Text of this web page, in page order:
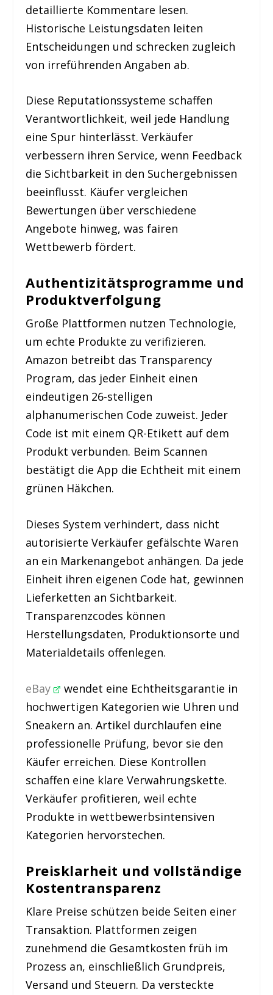
detaillierte Kommentare lesen.
Historische Leistungsdaten leiten
Entscheidungen und schrecken zugleich
von irreführenden Angaben ab.
Diese Reputationssysteme schaffen
Verantwortlichkeit, weil jede Handlung
eine Spur hinterlässt. Verkäufer
verbessern ihren Service, wenn Feedback
die Sichtbarkeit in den Suchergebnissen
beeinflusst. Käufer vergleichen
Bewertungen über verschiedene
Angebote hinweg, was fairen
Wettbewerb fördert.
Authentizitätsprogramme und
Produktverfolgung
Große Plattformen nutzen Technologie,
um echte Produkte zu verifizieren.
Amazon betreibt das Transparency
Program, das jeder Einheit einen
eindeutigen 26-stelligen
alphanumerischen Code zuweist. Jeder
Code ist mit einem QR-Etikett auf dem
Produkt verbunden. Beim Scannen
bestätigt die App die Echtheit mit einem
grünen Häkchen.
Dieses System verhindert, dass nicht
autorisierte Verkäufer gefälschte Waren
an ein Markenangebot anhängen. Da jede
Einheit ihren eigenen Code hat, gewinnen
Lieferketten an Sichtbarkeit.
Transparenzcodes können
Herstellungsdaten, Produktionsorte und
Materialdetails offenlegen.
eBay
wendet eine Echtheitsgarantie in
hochwertigen Kategorien wie Uhren und
Sneakern an. Artikel durchlaufen eine
professionelle Prüfung, bevor sie den
Käufer erreichen. Diese Kontrollen
schaffen eine klare Verwahrungskette.
Verkäufer profitieren, weil echte
Produkte in wettbewerbsintensiven
Kategorien hervorstechen.
Preisklarheit und vollständige
Kostentransparenz
Klare Preise schützen beide Seiten einer
Transaktion. Plattformen zeigen
zunehmend die Gesamtkosten früh im
Prozess an, einschließlich Grundpreis,
Versand und Steuern. Da versteckte